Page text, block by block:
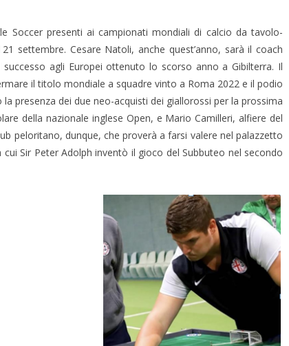
Soccer presenti ai campionati mondiali di calcio da tavolo-
settembre. Cesare Natoli, anche quest’anno, sarà il coach
agli Europei ottenuto lo scorso anno a Gibilterra. Il
il titolo mondiale a squadre vinto a Roma 2022 e il podio
presenza dei due neo-acquisti dei giallorossi per la prossima
della nazionale inglese Open, e Mario Camilleri, alfiere del
peloritano, dunque, che proverà a farsi valere nel palazzetto
Sir Peter Adolph inventò il gioco del Subbuteo nel secondo